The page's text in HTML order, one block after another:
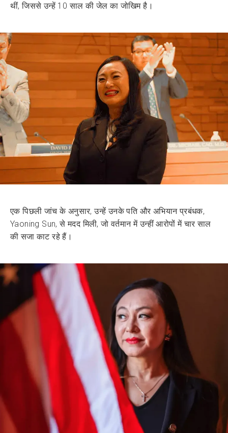
थीं, जिससे उन्हें 10 साल की जेल का जोखिम है।
एक पिछली जांच के अनुसार, उन्हें उनके पति और अभियान प्रबंधक,
Yaoning Sun, से मदद मिली, जो वर्तमान में उन्हीं आरोपों में चार साल
की सजा काट रहे हैं।